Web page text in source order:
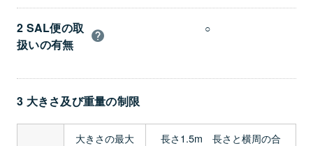
2 SAL便の取
扱いの有無
○
3 大きさ及び重量の制限
大きさの最大
長さ1.5m 長さと横周の合